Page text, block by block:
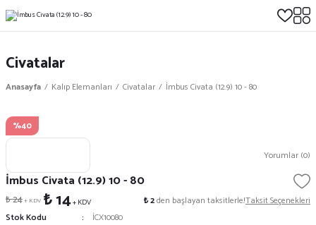
Civatalar
Anasayfa Kalıp Elemanları Civatalar İmbus Civata (12.9) 10 - 80
%40
Yorumlar (0)
İmbus Civata (12.9) 10 - 80
₺ 24+ KDV ₺ 14+ KDV ₺ 2den başlayan taksitlerle!Taksit Seçenekleri
Stok Kodu
İCX10080